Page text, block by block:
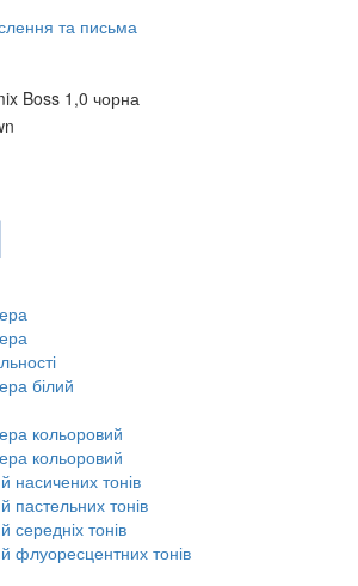
та письма
Boss 1,0 чорна
білий
кольоровий
кольоровий
насичених тонів
пастельних тонів
середніх тонів
флуоресцентних тонів